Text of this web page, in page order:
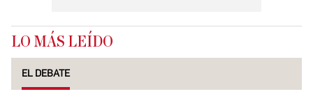
LO MÁS LEÍDO
EL DEBATE